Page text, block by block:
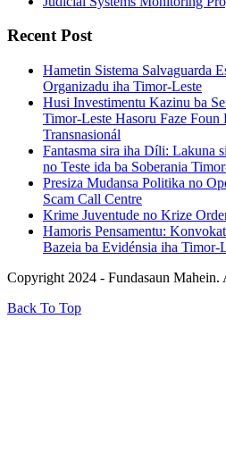
Recent Post
Hametin Sistema Salvaguarda
Organizadu iha Timor-Leste
Husi Investimentu Kazinu ba
Timor-Leste Hasoru Faze Foun
Transnasionál
Fantasma sira iha Díli: Lakuna
no Teste ida ba Soberania
Presiza Mudansa Politika no
Scam Call Centre
Krime Juventude no Krize
Hamoris Pensamentu:
Bazeia ba Evidénsia iha Timor-
Copyright 2024 - Fundasaun Mahein.
Back To Top